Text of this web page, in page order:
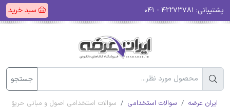
پشتیبانی: سبد خرید
جستجو
ایران عرضه سوالات استخدامی سوالات استخدامی اصول و مبانی حریق